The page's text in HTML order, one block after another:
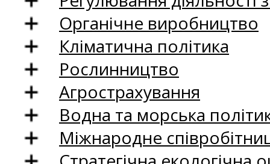
Органічне виробництво
Кліматична політика
Рослинництво
Агрострахування
Водна та морська
Міжнародне